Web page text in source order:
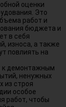
оценки
Это
работ и
бюджета и
в себя
износа, а также
повлиять на
к демонтажным
ненужных
из строя
особое
работ, чтобы